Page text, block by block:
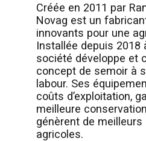
Créée en 2011 par
Novag est un
innovants pour une
Installée depuis 2018
société développe et
concept de semoir à
labour. Ses
coûts d’exploitation,
meilleure
génèrent de
agricoles.